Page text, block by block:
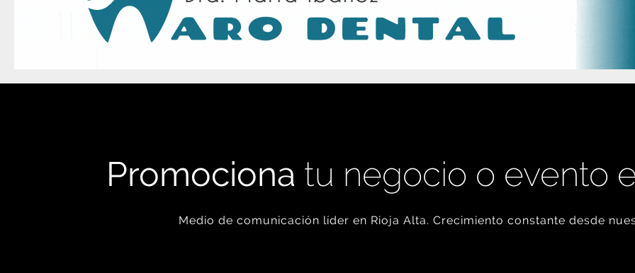
Promociona tu negocio o evento
Medio de comunicación líder en Rioja Alta. Crecimiento constante desde